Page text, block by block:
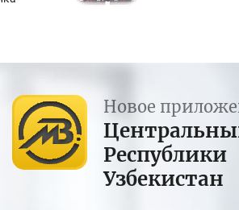
Новое
Республики
Узбекистан